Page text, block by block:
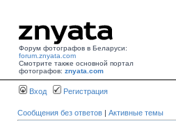
Форум фотографов в Беларуси:
forum.znyata.com
Смотрите также основной портал
фотографов: znyata.com
Вход Регистрация
Сообщения без ответов | Активные темы